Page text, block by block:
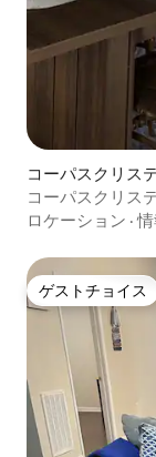
コーパスクリス
コーパスクリス
ベッド
ロケーション ·
ゲストチョイス
ゲストチョイス